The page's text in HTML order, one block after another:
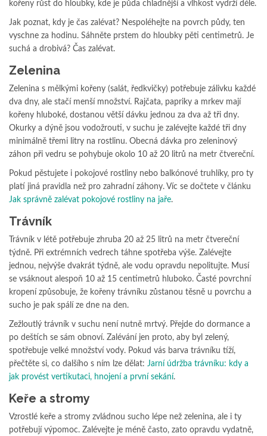
kořeny růst do hloubky, kde je půda chladnější a vlhkost vydrží déle.
Jak poznat, kdy je čas zalévat? Nespoléhejte na povrch půdy, ten
vyschne za hodinu. Sáhněte prstem do hloubky pěti centimetrů. Je
suchá a drobivá? Čas zalévat.
Zelenina
Zelenina s mělkými kořeny (salát, ředkvičky) potřebuje zálivku každé
dva dny, ale stačí menší množství. Rajčata, papriky a mrkev mají
kořeny hluboké, dostanou větší dávku jednou za dva až tři dny.
Okurky a dýně jsou vodožrouti, v suchu je zalévejte každé tři dny
minimálně třemi litry na rostlinu. Obecná dávka pro zeleninový
záhon při vedru se pohybuje okolo 10 až 20 litrů na metr čtvereční.
Pokud pěstujete i pokojové rostliny nebo balkónové truhlíky, pro ty
platí jiná pravidla než pro zahradní záhony. Víc se dočtete v článku
Jak správně zalévat pokojové rostliny na jaře.
Trávník
Trávník v létě potřebuje zhruba 20 až 25 litrů na metr čtvereční
týdně. Při extrémních vedrech táhne spotřeba výše. Zalévejte
jednou, nejvýše dvakrát týdně, ale vodu opravdu nepolitujte. Musí
se vsáknout alespoň 10 až 15 centimetrů hluboko. Časté povrchní
kropení způsobuje, že kořeny trávníku zůstanou těsně u povrchu a
sucho je pak spálí ze dne na den.
Zežloutlý trávník v suchu není nutně mrtvý. Přejde do dormance a
po deštích se sám obnoví. Zalévání jen proto, aby byl zelený,
spotřebuje velké množství vody. Pokud vás barva trávníku tíží,
přečtěte si, co dalšího s ním lze dělat: Jarní údržba trávníku: kdy a
jak provést vertikutaci, hnojení a první sekání.
Keře a stromy
Vzrostlé keře a stromy zvládnou sucho lépe než zelenina, ale i ty
potřebují výpomoc. Zalévejte je méně často, zato opravdu vydatně,